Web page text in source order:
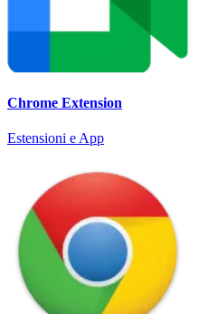
Chrome Extension
Estensioni e App